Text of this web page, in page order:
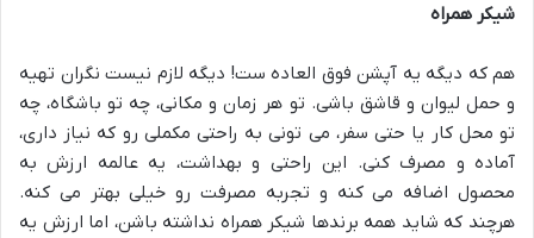
شیکر همراه
هم که دیگه یه آپشن فوق العاده ست! دیگه لازم نیست نگران تهیه
و حمل لیوان و قاشق باشی. تو هر زمان و مکانی، چه تو باشگاه، چه
تو محل کار یا حتی سفر، می تونی به راحتی مکملی رو که نیاز داری،
آماده و مصرف کنی. این راحتی و بهداشت، یه عالمه ارزش به
محصول اضافه می کنه و تجربه مصرفت رو خیلی بهتر می کنه.
هرچند که شاید همه برندها شیکر همراه نداشته باشن، اما ارزش یه